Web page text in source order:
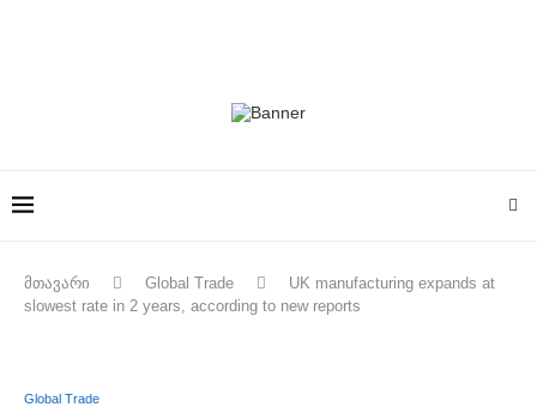
მთავარი Global Trade
UK manufacturing expands at
slowest rate in 2 years, according to new reports
Global Trade